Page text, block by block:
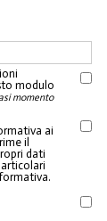
modulo
momento
ai
il
dati